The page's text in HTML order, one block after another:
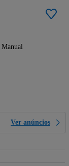
Manual
Ver anúncios